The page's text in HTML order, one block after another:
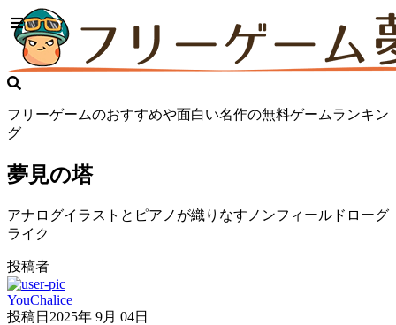
フリーゲームのおすすめや面白い名作の無料ゲームランキン
グ
夢見の塔
アナログイラストとピアノが織りなすノンフィールドローグ
ライク
投稿者
YouChalice
投稿日 2025年 9月 04日